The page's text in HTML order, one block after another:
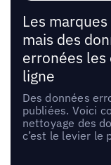
Les
mais des
erronées les
ligne
Des données
publiées. Voici
nettoyage des
c’est le levier le